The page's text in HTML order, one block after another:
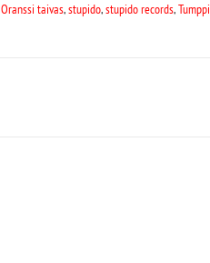
Oranssi taivas,stupido,stupido records,Tumppi